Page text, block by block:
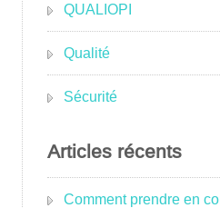
QUALIOPI
Qualité
Sécurité
Articles récents
Comment prendre en